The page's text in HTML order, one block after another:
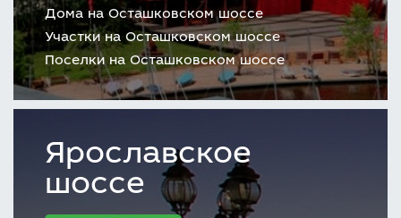
Дома на Осташковском шоссе
Участки на Осташковском шоссе
Поселки на Осташковском шоссе
Ярославское
шоссе